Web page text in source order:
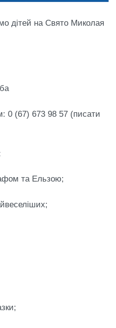
дітей на Свято Миколая
0 (67) 673 98 57 (писати
та Ельзою;